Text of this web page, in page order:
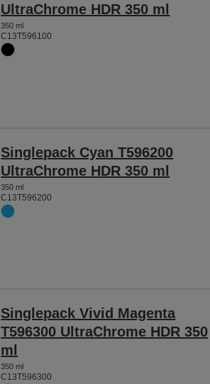
UltraChrome HDR 350 ml
350 ml
C13T596100
Singlepack Cyan T596200
UltraChrome HDR 350 ml
350 ml
C13T596200
Singlepack Vivid Magenta
T596300 UltraChrome HDR 350
ml
350 ml
C13T596300